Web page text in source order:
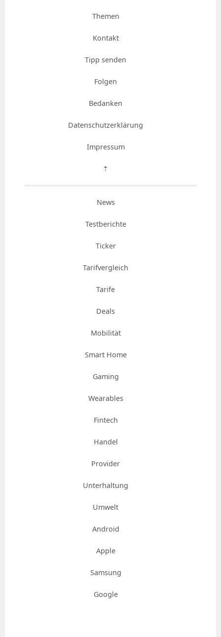
Themen
Kontakt
Tipp senden
Folgen
Bedanken
Datenschutzerklärung
Impressum
⇡
News
Testberichte
Ticker
Tarifvergleich
Tarife
Deals
Mobilität
Smart Home
Gaming
Wearables
Fintech
Handel
Provider
Unterhaltung
Umwelt
Android
Apple
Samsung
Google